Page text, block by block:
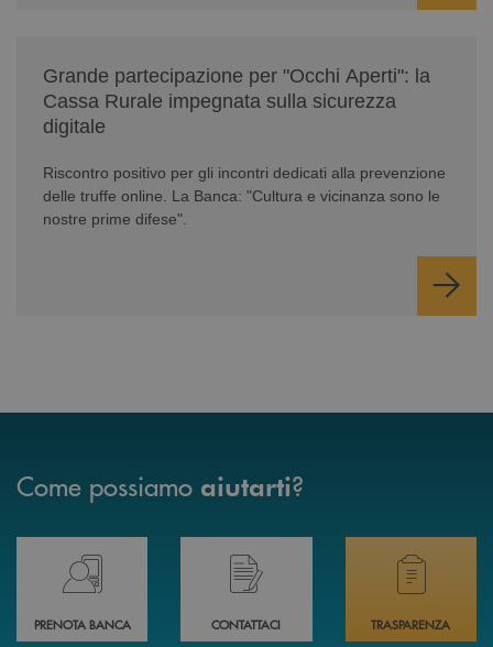
Grande partecipazione per "Occhi Aperti": la
Cassa Rurale impegnata sulla sicurezza
digitale
Riscontro positivo per gli incontri dedicati alla prevenzione
delle truffe online. La Banca: "Cultura e vicinanza sono le
nostre prime difese".
Come possiamo aiutarti?
Prenota il tuo appuntamento in Filiale direttamente da casa 24h su 24h
PRENOTA BANCA
Hai bisogno di assistenza immediata?
CONTATTACI
Hai bisogno di
TRASPARENZA